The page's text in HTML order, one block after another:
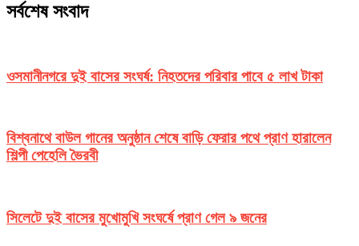
সর্বশেষ সংবাদ
ওসমানীনগরে দুই বাসের সংঘর্ষ: নিহতদের পরিবার পাবে ৫ লাখ টাকা
বিশ্বনাথে বাউল গানের অনুষ্ঠান শেষে বাড়ি ফেরার পথে প্রাণ হারালেন
শিল্পী পেহেলি ভৈরবী
সিলেটে দুই বাসের মুখোমুখি সংঘর্ষে প্রাণ গেল ৯ জনের